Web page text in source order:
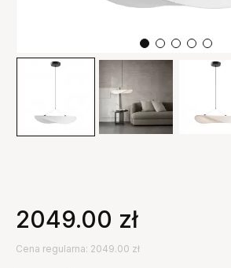
2049.00 zł
Cena regularna: 2049.00 zł